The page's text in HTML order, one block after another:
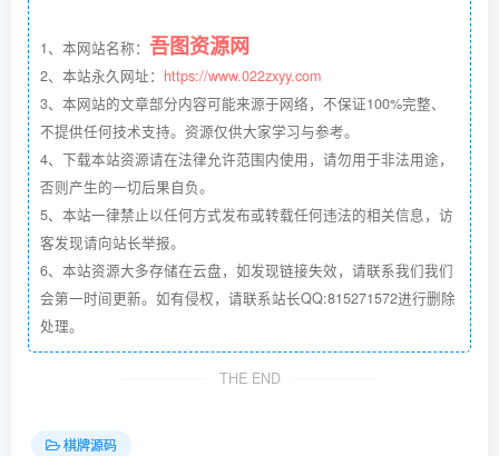
1、本网站名称： 吾图资源网
2、本站永久网址： https://www.022zxyy.com
3、本网站的文章部分内容可能来源于网络，不保证100%完整、
不提供任何技术支持。资源仅供大家学习与参考。
4、下载本站资源请在法律允许范围内使用，请勿用于非法用途，
否则产生的一切后果自负。
5、本站一律禁止以任何方式发布或转载任何违法的相关信息，访
客发现请向站长举报。
6、本站资源大多存储在云盘，如发现链接失效，请联系我们我们
会第一时间更新。如有侵权，请联系站长QQ:815271572进行删除
处理。
THE END
棋牌源码